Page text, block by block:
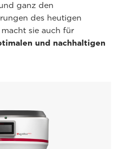
ganz den
des heutigen
sie auch für
und nachhaltigen